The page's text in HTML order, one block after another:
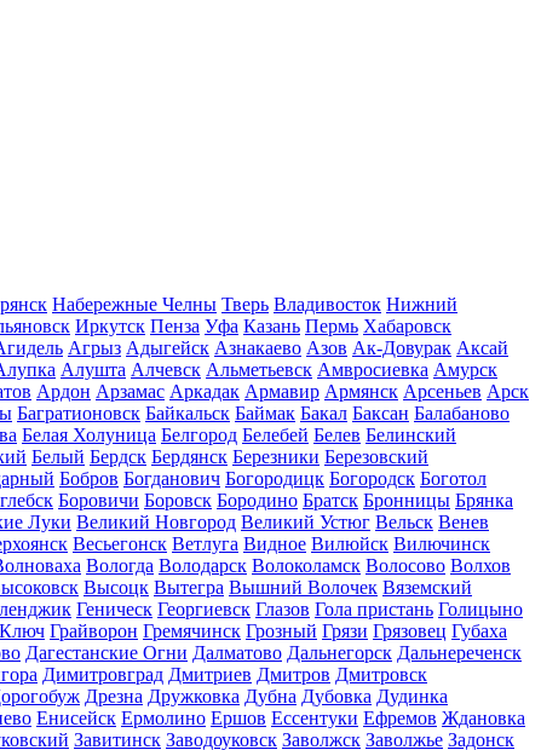
Набережные Челны Тверь Владивосток Нижний
Иркутск Пенза Уфа Казань Пермь Хабаровск
Агрыз Адыгейск Азнакаево Азов Ак-Довурак Аксай
Алушта Алчевск Альметьевск Амвросиевка Амурск
Ардон Арзамас Аркадак Армавир Армянск Арсеньев Арск
Багратионовск Байкальск Баймак Бакал Баксан Балабаново
Белая Холуница Белгород Белебей Белев Белинский
Белый Бердск Бердянск Березники Березовский
Бобров Богданович Богородицк Богородск Боготол
Боровичи Боровск Бородино Братск Бронницы Брянка
Луки Великий Новгород Великий Устюг Вельск Венев
Весьегонск Ветлуга Видное Вилюйск Вилючинск
Вологда Володарск Волоколамск Волосово Волхов
Высоцк Вытегра Вышний Волочек Вяземский
Геническ Георгиевск Глазов Гола пристань Голицыно
Грайворон Гремячинск Грозный Грязи Грязовец Губаха
Дагестанские Огни Далматово Дальнегорск Дальнереченск
Димитровград Дмитриев Дмитров Дмитровск
Дрезна Дружковка Дубна Дубовка Дудинка
Енисейск Ермолино Ершов Ессентуки Ефремов Ждановка
Завитинск Заводоуковск Заволжск Заволжье Задонск